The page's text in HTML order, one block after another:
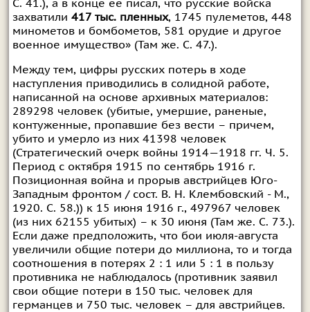
С. 41.), а в конце ее писал, что русские войска
захватили 417 тыс. пленных, 1745 пулеметов, 448
минометов и бомбометов, 581 орудие и другое
военное имущество» (Там же. С. 47.).
Между тем, цифры русских потерь в ходе
наступления приводились в солидной работе,
написанной на основе архивных материалов:
289298 человек (убитые, умершие, раненые,
контуженные, пропавшие без вести – причем,
убито и умерло из них 41398 человек
(Стратегический очерк войны 1914—1918 гг. Ч. 5.
Период с октября 1915 по сентябрь 1916 г.
Позиционная война и прорыв австрийцев Юго-
Западным фронтом / сост. В. Н. Клембовский - М.,
1920. С. 58.)) к 15 июня 1916 г., 497967 человек
(из них 62155 убитых) – к 30 июня (Там же. С. 73.).
Если даже предположить, что бои июля-августа
увеличили общие потери до миллиона, то и тогда
соотношения в потерях 2 : 1 или 5 : 1 в пользу
противника не наблюдалось (противник заявил
свои общие потери в 150 тыс. человек для
германцев и 750 тыс. человек – для австрийцев.